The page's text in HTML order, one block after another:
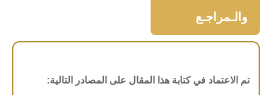
والـمراجـع
تم الاعتماد في كتابة هذا المقال على المصادر التالية: